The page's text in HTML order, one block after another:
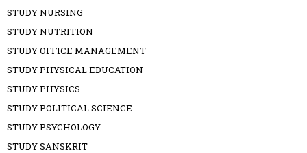
STUDY NURSING
STUDY NUTRITION
STUDY OFFICE MANAGEMENT
STUDY PHYSICAL EDUCATION
STUDY PHYSICS
STUDY POLITICAL SCIENCE
STUDY PSYCHOLOGY
STUDY SANSKRIT